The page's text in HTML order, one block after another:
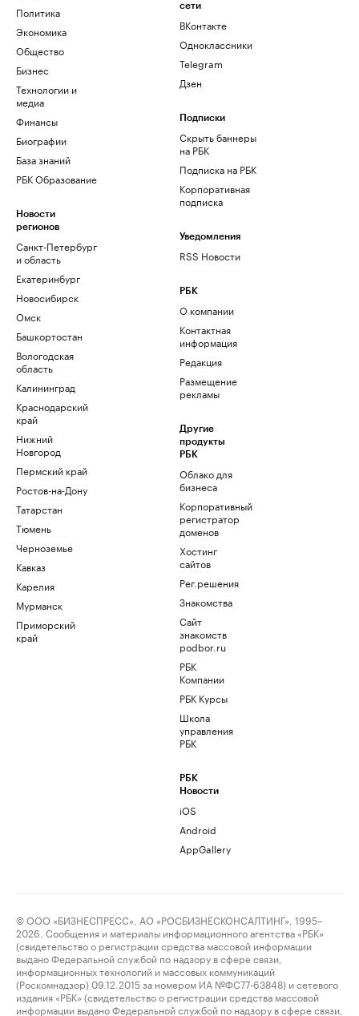
Политика
Экономика
Общество
Бизнес
Технологии и
медиа
Финансы
Биографии
База знаний
РБК Образование
Новости
регионов
Санкт-Петербург
и область
Екатеринбург
Новосибирск
Омск
Башкортостан
Вологодская
область
Калининград
Краснодарский
край
Нижний
Новгород
Пермский край
Ростов-на-Дону
Татарстан
Тюмень
Черноземье
Кавказ
Карелия
Мурманск
Приморский
край
сети
ВКонтакте
Одноклассники
Telegram
Дзен
Подписки
Скрыть баннеры
на РБК
Подписка на РБК
Корпоративная
подписка
Уведомления
RSS Новости
РБК
О компании
Контактная
информация
Редакция
Размещение
рекламы
Другие
продукты
РБК
Облако для
бизнеса
Корпоративный
регистратор
доменов
Хостинг
сайтов
Рег.решения
Знакомства
Сайт
знакомств
podbor.ru
РБК
Компании
РБК Курсы
Школа
управления
РБК
РБК
Новости
iOS
Android
AppGallery
© ООО «БИЗНЕСПРЕСС», АО «РОСБИЗНЕСКОНСАЛТИНГ», 1995–
2026. Сообщения и материалы информационного агентства «РБК»
(свидетельство о регистрации средства массовой информации
выдано Федеральной службой по надзору в сфере связи,
информационных технологий и массовых коммуникаций
(Роскомнадзор) 09.12.2015 за номером ИА №ФС77-63848) и сетевого
издания «РБК» (свидетельство о регистрации средства массовой
информации выдано Федеральной службой по надзору в сфере связи,